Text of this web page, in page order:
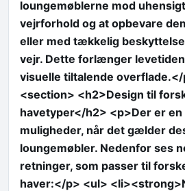
loungemøblerne mod
vejrforhold og at opbevare
eller med tækkelig
vejr. Dette forlænger
visuelle tiltalende
<section> <h2>Design til
havetyper</h2> <p>Der er
muligheder, når det gælder
loungemøbler. Nedenfor ses
retninger, som passer til
haver:</p> <ul>